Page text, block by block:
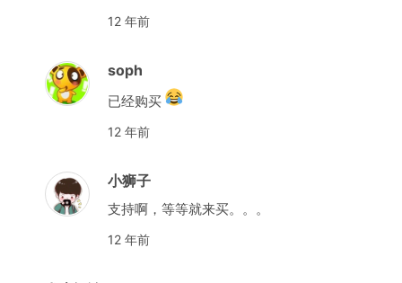
12 年前
soph
已经购买
12 年前
小狮子
支持啊，等等就来买。。。
12 年前